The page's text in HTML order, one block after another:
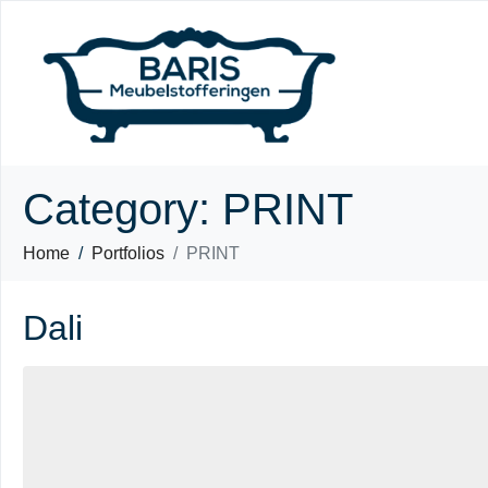
Category: PRINT
Home Portfolios PRINT
Dali